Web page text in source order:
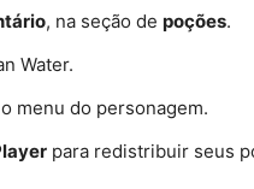
, na seção de poções.
Water.
menu do personagem.
para redistribuir seus